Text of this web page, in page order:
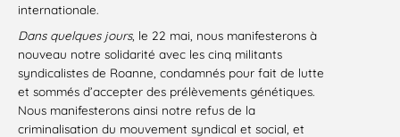
internationale.
Dans quelques jours, le 22 mai, nous manifesterons à
nouveau notre solidarité avec les cinq militants
syndicalistes de Roanne, condamnés pour fait de lutte
et sommés d’accepter des prélèvements génétiques.
Nous manifesterons ainsi notre refus de la
criminalisation du mouvement syndical et social, et